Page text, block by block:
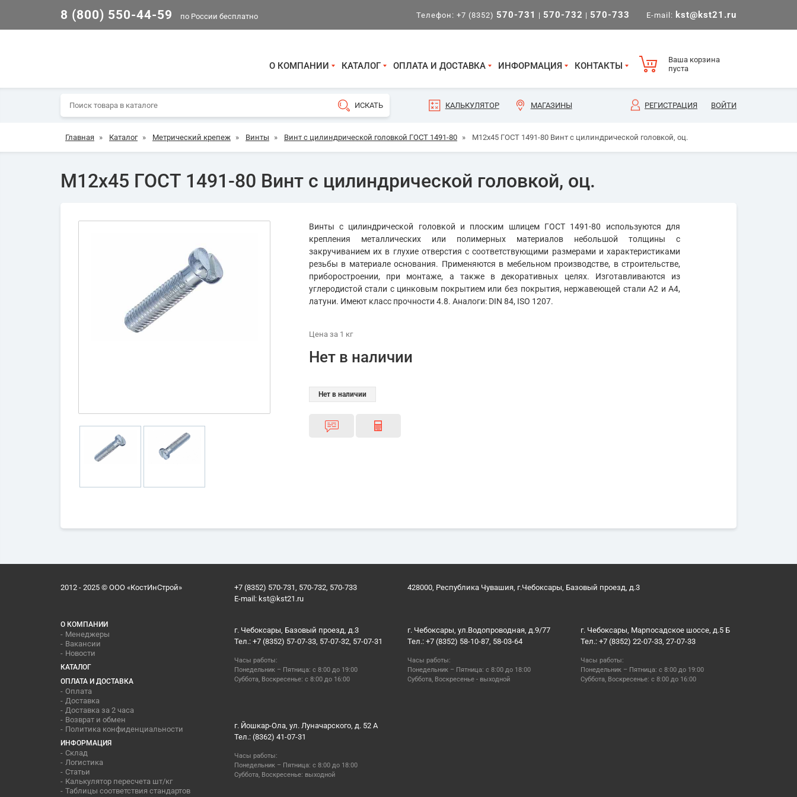
8 (800) 550-44-59 по России бесплатно Телефон: +7 (8352) 570-731 | 570-732 | 570-733 E-mail: kst@kst21.ru
О КОМПАНИИ КАТАЛОГ ОПЛАТА И ДОСТАВКА ИНФОРМАЦИЯ КОНТАКТЫ
Ваша корзина
пуста
КАЛЬКУЛЯТОР МАГАЗИНЫ РЕГИСТРАЦИЯ ВОЙТИ
Главная » Каталог » Метрический крепеж » Винты » Винт с цилиндрической головкой ГОСТ 1491-80 » М12х45 ГОСТ 1491-80 Винт с цилиндрической головкой, оц.
М12х45 ГОСТ 1491-80 Винт с цилиндрической головкой, оц.
Винты с цилиндрической головкой и плоским шлицем ГОСТ 1491-80 используются для
крепления металлических или полимерных материалов небольшой толщины с
закручиванием их в глухие отверстия с соответствующими размерами и характеристиками
резьбы в материале основания. Применяются в мебельном производстве, в строительстве,
приборостроении, при монтаже, а также в декоративных целях. Изготавливаются из
углеродистой стали с цинковым покрытием или без покрытия, нержавеющей стали А2 и А4,
латуни. Имеют класс прочности 4.8. Аналоги: DIN 84, ISO 1207.
Цена за 1 кг
Нет в наличии
Нет в наличии
2012 - 2025 © ООО «КостИнСтрой»
+7 (8352) 570-731, 570-732, 570-733
E-mail: kst@kst21.ru
428000, Республика Чувашия, г.Чебоксары, Базовый проезд, д.3
О КОМПАНИИ
Менеджеры
Вакансии
Новости
КАТАЛОГ
ОПЛАТА И ДОСТАВКА
Оплата
Доставка
Доставка за 2 часа
Возврат и обмен
Политика конфиденциальности
ИНФОРМАЦИЯ
Склад
Логистика
Статьи
Калькулятор пересчета шт/кг
Таблицы соответствия стандартов
г. Чебоксары, Базовый проезд, д.3
Тел.: +7 (8352) 57-07-33, 57-07-32, 57-07-31
Часы работы:
Понедельник – Пятница: с 8:00 до 19:00
Суббота, Воскресенье: с 8:00 до 16:00
г. Чебоксары, ул.Водопроводная, д.9/77
Тел.: +7 (8352) 58-10-87, 58-03-64
Часы работы:
Понедельник – Пятница: с 8:00 до 18:00
Суббота, Воскресенье - выходной
г. Чебоксары, Марпосадское шоссе, д.5 Б
Тел.: +7 (8352) 22-07-33, 27-07-33
Часы работы:
Понедельник – Пятница: с 8:00 до 19:00
Суббота, Воскресенье: с 8:00 до 16:00
г. Йошкар-Ола, ул. Луначарского, д. 52 А
Тел.: (8362) 41-07-31
Часы работы:
Понедельник – Пятница: с 8:00 до 18:00
Суббота, Воскресенье: выходной